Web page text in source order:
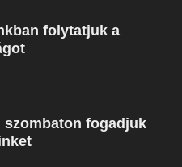
folytatjuk a
szombaton fogadjuk